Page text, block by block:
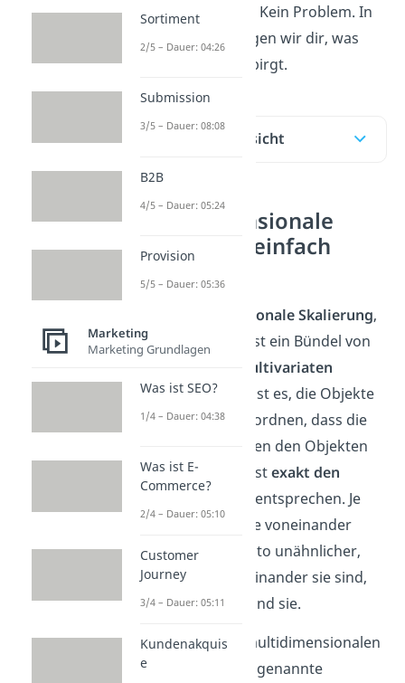
anstellen kannst? Kein Problem. In
diesem Video zeigen wir dir, was
sich dahinter verbirgt.
Inhaltsübersicht
Multidimensionale
Skalierung einfach
multidimensionale Skalierung,
abgekürzt MDS, ist ein Bündel von
multivariaten
Statistik. Ihr Ziel ist es, die Objekte
räumlich so anzuordnen, dass die
Distanzen zwischen den Objekten
im Raum möglichstexakt den
Unähnlichkeiten
entsprechen. Je
weiter die Objekte voneinander
entfernt sind, desto unähnlicher,
und je näher beieinander sie sind,
desto ähnlicher sind sie.
DieLösungder multidimensionalen
Skalierung, die sogenannte
Sortiment
2/5 – Dauer: 04:26
Submission
3/5 – Dauer: 08:08
B2B
4/5 – Dauer: 05:24
Provision
5/5 – Dauer: 05:36
Marketing
Marketing Grundlagen
Was ist SEO?
1/4 – Dauer: 04:38
Was ist E-
Commerce?
2/4 – Dauer: 05:10
Customer
Journey
3/4 – Dauer: 05:11
Kundenakquis
e